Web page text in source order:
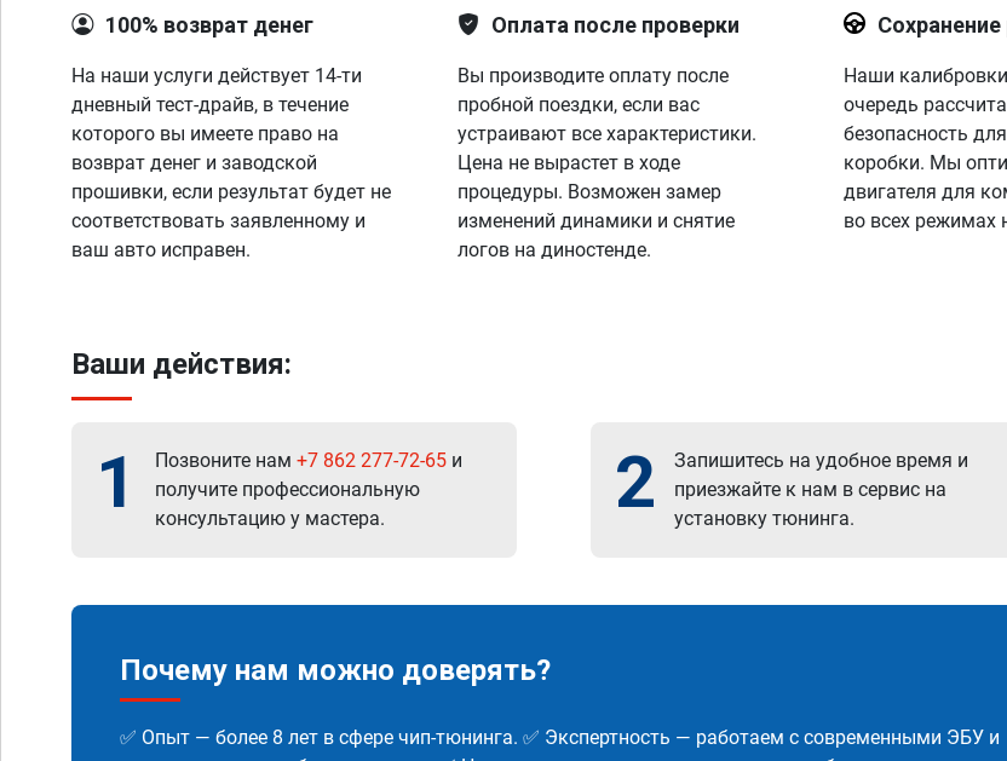
100% возврат денег
На наши услуги действует 14-ти
дневный тест-драйв, в течение
которого вы имеете право на
возврат денег и заводской
прошивки, если результат будет не
соответствовать заявленному и
ваш авто исправен.
Оплата после проверки
Вы производите оплату после
пробной поездки, если вас
устраивают все характеристики.
Цена не вырастет в ходе
процедуры. Возможен замер
изменений динамики и снятие
логов на диностенде.
Сохранение
Наши
очередь
безопасность
коробки. Мы
двигателя для
во всех режимах
Ваши действия:
1 Позвоните нам +7 862 277-72-65 и
получите профессиональную
консультацию у мастера.
2
Запишитесь на удобное время и
приезжайте к нам в сервис на
установку тюнинга.
Почему нам можно доверять?
✅ Опыт — более 8 лет в сфере чип-тюнинга. ✅ Экспертность — работаем с современными ЭБУ и